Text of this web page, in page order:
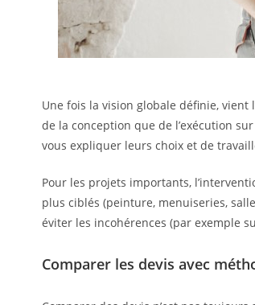
Une fois la vision globale définie,
de la conception que de l’exécution
vous expliquer leurs choix et de
Pour les projets importants,
plus ciblés (peinture, menuiseries,
éviter les incohérences (par exemple
Comparer les devis avec